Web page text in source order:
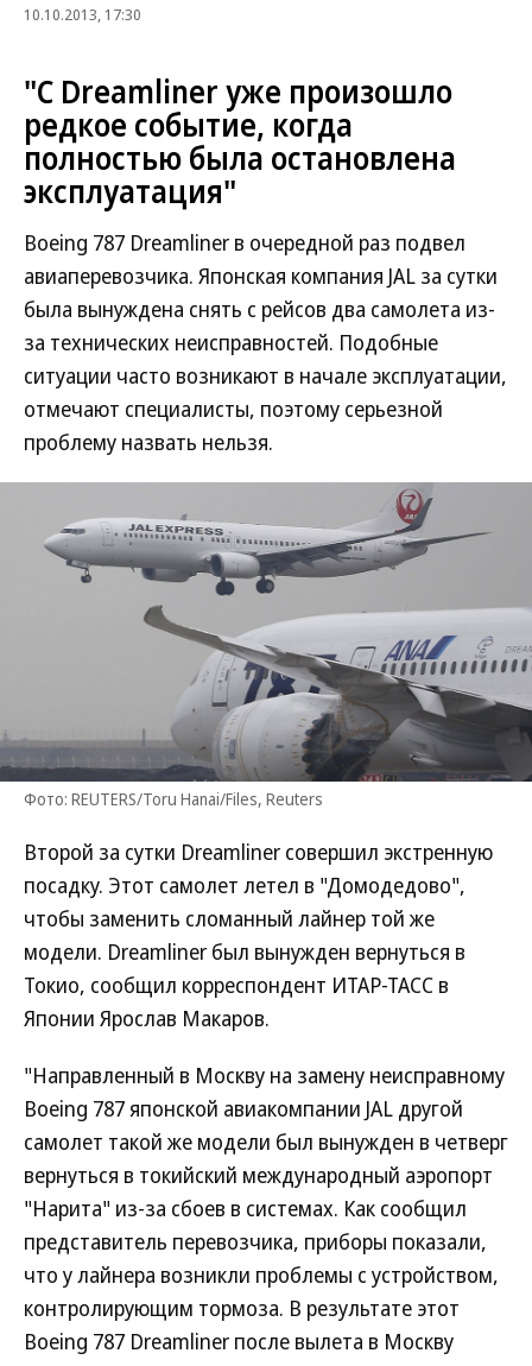
10.10.2013, 17:30
"С Dreamliner уже произошло
редкое событие, когда
полностью была остановлена
эксплуатация"
Boeing 787 Dreamliner в очередной раз подвел
авиаперевозчика. Японская компания JAL за сутки
была вынуждена снять с рейсов два самолета из-
за технических неисправностей. Подобные
ситуации часто возникают в начале эксплуатации,
отмечают специалисты, поэтому серьезной
проблему назвать нельзя.
Фото: REUTERS/Toru Hanai/Files, Reuters
Второй за сутки Dreamliner совершил экстренную
посадку. Этот самолет летел в "Домодедово",
чтобы заменить сломанный лайнер той же
модели. Dreamliner был вынужден вернуться в
Токио, сообщил корреспондент ИТАР-ТАСС в
Японии Ярослав Макаров.
"Направленный в Москву на замену неисправному
Boeing 787 японской авиакомпании JAL другой
самолет такой же модели был вынужден в четверг
вернуться в токийский международный аэропорт
"Нарита" из-за сбоев в системах. Как сообщил
представитель перевозчика, приборы показали,
что у лайнера возникли проблемы с устройством,
контролирующим тормоза. В результате этот
Boeing 787 Dreamliner после вылета в Москву